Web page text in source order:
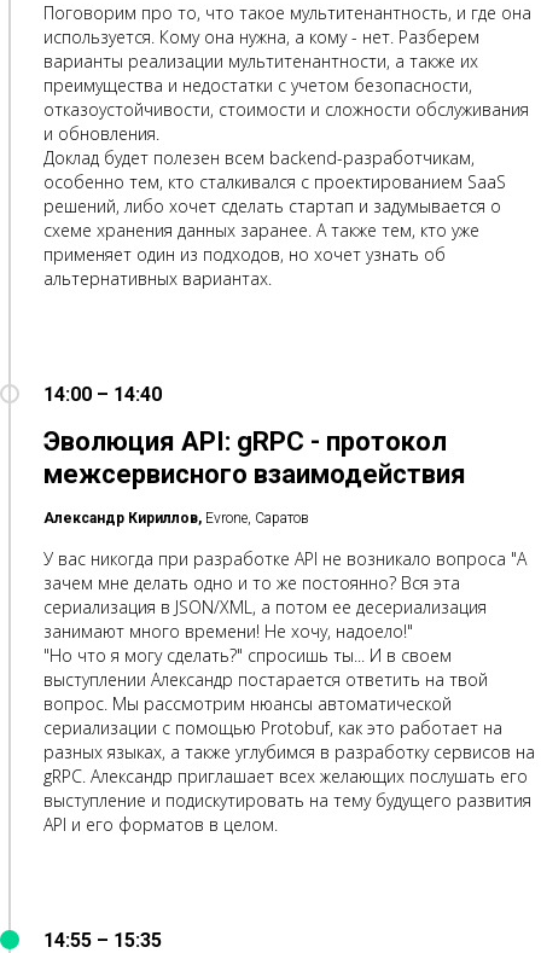
Поговорим про то, что такое мультитенантность, и где она
используется. Кому она нужна, а кому - нет. Разберем
варианты реализации мультитенантности, а также их
преимущества и недостатки с учетом безопасности,
отказоустойчивости, стоимости и сложности обслуживания
и обновления.
Доклад будет полезен всем backend-разработчикам,
особенно тем, кто сталкивался с проектированием SaaS
решений, либо хочет сделать стартап и задумывается о
схеме хранения данных заранее. А также тем, кто уже
применяет один из подходов, но хочет узнать об
альтернативных вариантах.
14:00 – 14:40
Эволюция API: gRPC - протокол
межсервисного взаимодействия
Александр Кириллов, Evrone, Саратов
У вас никогда при разработке API не возникало вопроса "А
зачем мне делать одно и то же постоянно? Вся эта
сериализация в JSON/XML, а потом ее десериализация
занимают много времени! Не хочу, надоело!"
"Но что я могу сделать?" спросишь ты... И в своем
выступлении Александр постарается ответить на твой
вопрос. Мы рассмотрим нюансы автоматической
сериализации с помощью Protobuf, как это работает на
разных языках, а также углубимся в разработку сервисов на
gRPC. Александр приглашает всех желающих послушать его
выступление и подискутировать на тему будущего развития
API и его форматов в целом.
14:55 – 15:35